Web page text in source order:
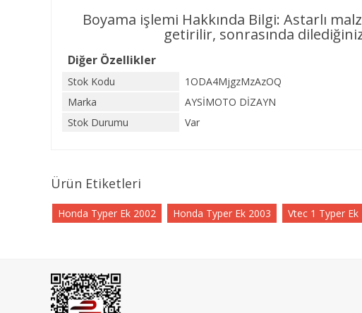
Boyama işlemi Hakkında Bilgi: Astarlı
getirilir, sonrasında
Diğer Özellikler
Stok Kodu
1ODA4MjgzMzAzOQ
Marka
AYSİMOTO DİZAYN
Stok Durumu
Var
Ürün Etiketleri
Honda Typer Ek 2002 Honda Typer Ek 2003 Vtec 1 Typer Ek